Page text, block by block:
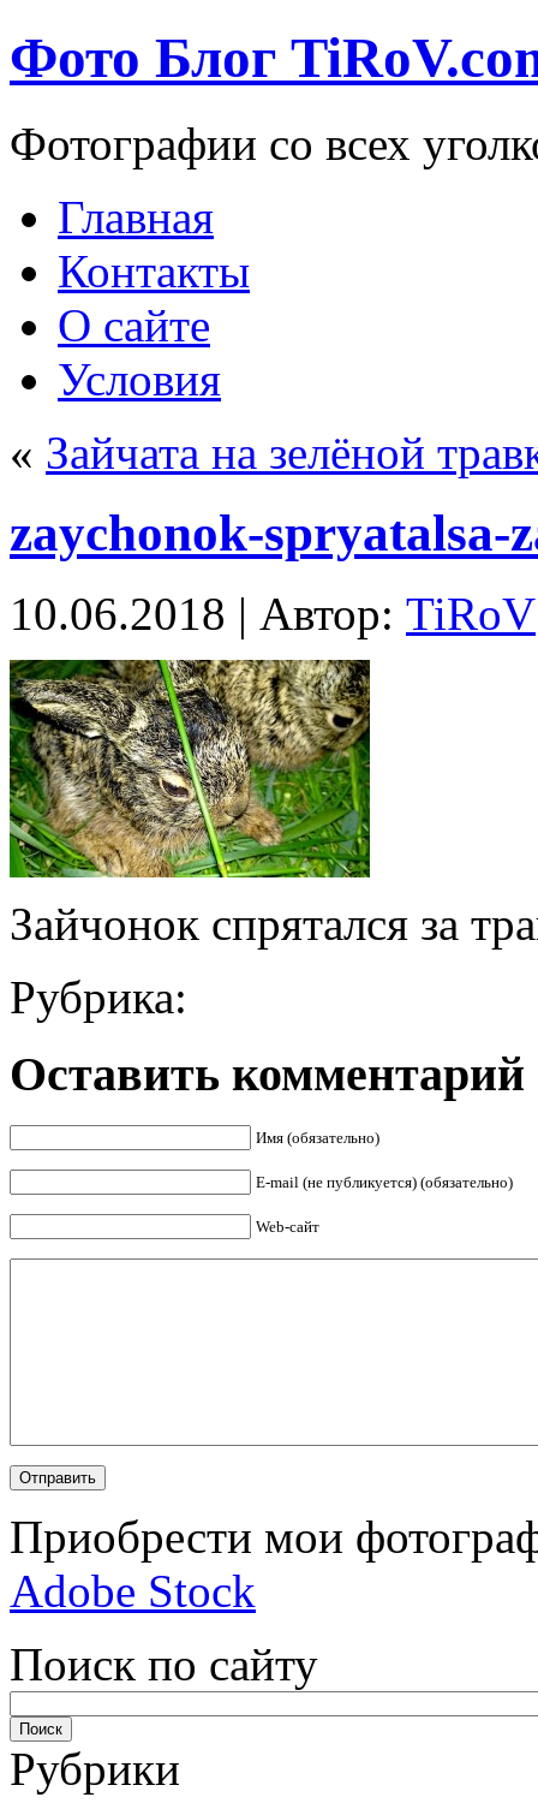
Фото Блог
Фотографии со всех
Главная
Контакты
О сайте
Условия
« Зайчата на зелёной
zaychonok-spryatalsa-
10.06.2018 | Автор: TiRoV
Зайчонок спрятался за
Рубрика:
Оставить комментарий
Имя (обязательно)
E-mail (не публикуется) (обязательно)
Web-сайт
Приобрести мои
Adobe Stock
Поиск по сайту
Рубрики